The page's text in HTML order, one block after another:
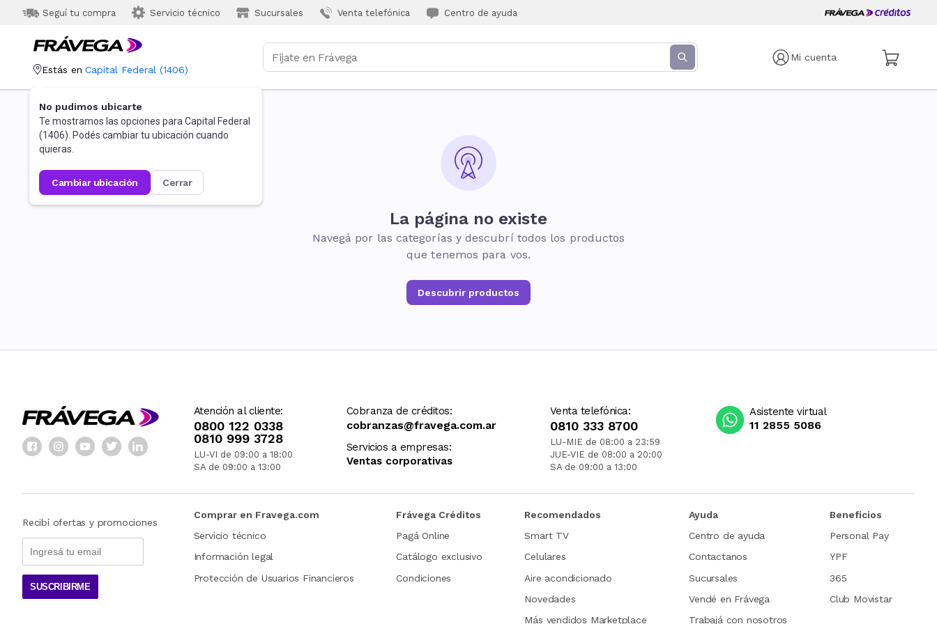
Seguí tu compra Servicio técnico Sucursales Venta telefónica Centro de ayuda
Mi cuenta
Estás en Capital Federal (1406)
No pudimos ubicarte
Te mostramos las opciones para Capital Federal
(1406). Podés cambiar tu ubicación cuando
quieras.
cambiar ubicación cerrar
La página no existe
Navegá por las categorías y descubrí todos los productos
que tenemos para vos.
Descubrir productos
Atención al cliente:
0800 122 0338
0810 999 3728
LU-VI de 09:00 a 18:00
SA de 09:00 a 13:00
Cobranza de créditos:
cobranzas@fravega.com.ar
Servicios a empresas:
Ventas corporativas
Venta telefónica:
0810 333 8700
LU-MIE de 08:00 a 23:59
JUE-VIE de 08:00 a 20:00
SA de 09:00 a 13:00
Asistente virtual
11 2855 5086
Recibí ofertas y promociones
SUSCRIBIRME
Comprar en Fravega.com
Servicio técnico
Información legal
Protección de Usuarios Financieros
Frávega Créditos
Pagá Online
Catálogo exclusivo
Condiciones
Recomendados
Smart TV
Celulares
Aire acondicionado
Novedades
Más vendidos Marketplace
Ayuda
Centro de ayuda
Contactanos
Sucursales
Vendé en Frávega
Trabajá con nosotros
Beneficios
Personal Pay
YPF
365
Club Movistar